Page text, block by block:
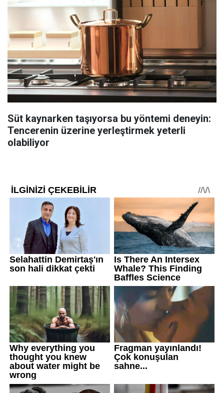
Süt kaynarken taşıyorsa bu yöntemi deneyin:
Tencerenin üzerine yerleştirmek yeterli
olabiliyor